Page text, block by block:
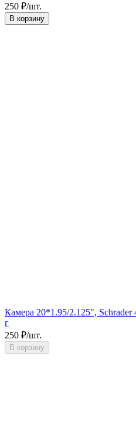
250 ₽/шт.
В корзину
Камера 20*1.95/2.125",
г
250 ₽/шт.
В корзину